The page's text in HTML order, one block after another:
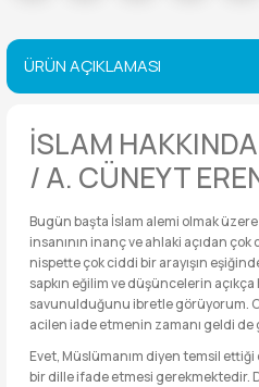
ÜRÜN AÇIKLAMASI
İSLAM
/ A. CÜNEYT
Bugün başta İslam alemi olmak üzere
insanının inanç ve ahlaki açıdan
nispette çok ciddi bir arayışın
sapkın eğilim ve düşüncelerin
savunulduğunu ibretle görüyorum.
acilen iade etmenin zamanı geldi
Evet, Müslümanım diyen temsil
bir dille ifade etmesi gerekmektedir.